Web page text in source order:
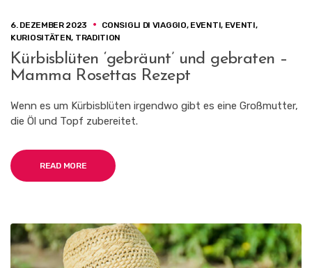
6. DEZEMBER 2023 CONSIGLI DI VIAGGIO, EVENTI, EVENTI,
KURIOSITÄTEN, TRADITION
Kürbisblüten ‘gebräunt’ und gebraten –
Mamma Rosettas Rezept
Wenn es um Kürbisblüten irgendwo gibt es eine Großmutter,
die Öl und Topf zubereitet.
READ MORE